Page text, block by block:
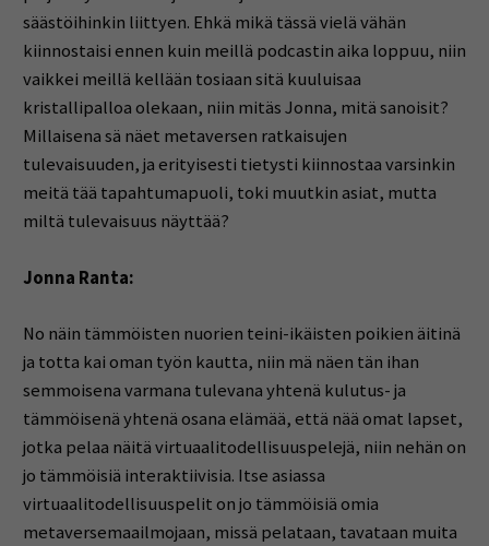
säästöihinkin liittyen. Ehkä mikä tässä vielä vähän
kiinnostaisi ennen kuin meillä podcastin aika loppuu, niin
vaikkei meillä kellään tosiaan sitä kuuluisaa
kristallipalloa olekaan, niin mitäs Jonna, mitä sanoisit?
Millaisena sä näet metaversen ratkaisujen
tulevaisuuden, ja erityisesti tietysti kiinnostaa varsinkin
meitä tää tapahtumapuoli, toki muutkin asiat, mutta
miltä tulevaisuus näyttää?
Jonna Ranta:
No näin tämmöisten nuorien teini-ikäisten poikien äitinä
ja totta kai oman työn kautta, niin mä näen tän ihan
semmoisena varmana tulevana yhtenä kulutus- ja
tämmöisenä yhtenä osana elämää, että nää omat lapset,
jotka pelaa näitä virtuaalitodellisuuspelejä, niin nehän on
jo tämmöisiä interaktiivisia. Itse asiassa
virtuaalitodellisuuspelit on jo tämmöisiä omia
metaversemaailmojaan, missä pelataan, tavataan muita